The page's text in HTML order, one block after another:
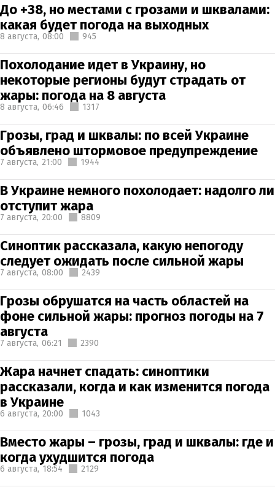
До +38, но местами с грозами и шквалами:
какая будет погода на выходных
8 августа, 08:00 945
Похолодание идет в Украину, но
некоторые регионы будут страдать от
жары: погода на 8 августа
8 августа, 06:46 1317
Грозы, град и шквалы: по всей Украине
объявлено штормовое предупреждение
7 августа, 21:00 1944
В Украине немного похолодает: надолго ли
отступит жара
7 августа, 20:00 8809
Синоптик рассказала, какую непогоду
следует ожидать после сильной жары
7 августа, 08:00 2439
Грозы обрушатся на часть областей на
фоне сильной жары: прогноз погоды на 7
августа
7 августа, 06:21 2390
Жара начнет спадать: синоптики
рассказали, когда и как изменится погода
в Украине
6 августа, 20:00 1043
Вместо жары – грозы, град и шквалы: где и
когда ухудшится погода
6 августа, 18:54 2129